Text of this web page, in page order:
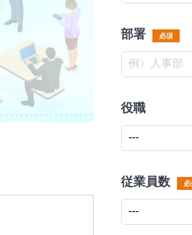
部署 必須
役職
従業員数 必